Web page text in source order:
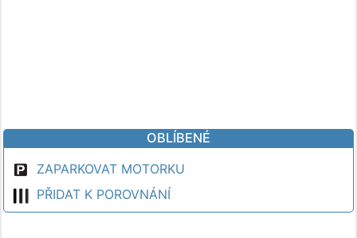
OBLÍBENÉ
ZAPARKOVAT MOTORKU
PŘIDAT K POROVNÁNÍ